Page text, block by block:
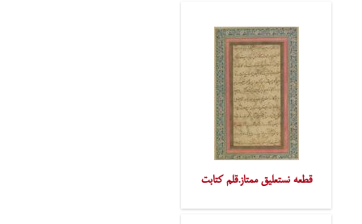
قطعه نستعلیق ممتاز.قلم کتابت